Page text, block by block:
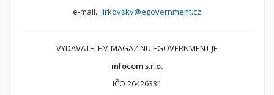
e-mail.: jirkovsky@egovernment.cz
VYDAVATELEM MAGAZÍNU EGOVERNMENT JE
infocom s.r.o.
IČO 26426331